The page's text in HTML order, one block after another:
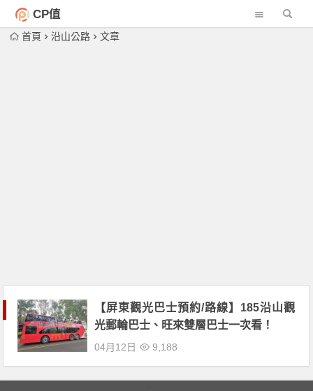
CP值
首頁 沿山公路 文章
【屏東觀光巴士預約/路線】185沿山觀
光郵輪巴士、旺來雙層巴士一次看！
04月12日 9,188